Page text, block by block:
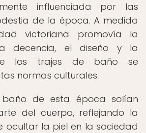
influenciada por las
de la época. A medida
victoriana promovía la
decencia, el diseño y la
los trajes de baño se
normas culturales.
de esta época solían
del cuerpo, reflejando la
ocultar la piel en la sociedad